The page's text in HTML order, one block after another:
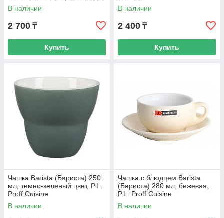
В наличии
2 700 ₸
Купить
В наличии
2 400 ₸
Купить
Чашка Barista (Бариста) 250
мл, темно-зеленый цвет, P.L.
Proff Cuisine
В наличии
Чашка с блюдцем Barista
(Бариста) 280 мл, бежевая,
P.L. Proff Cuisine
В наличии